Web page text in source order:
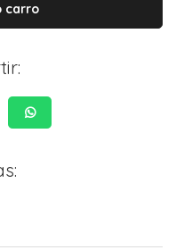
carro